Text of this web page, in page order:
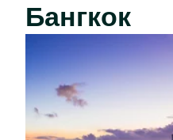
Бангкок